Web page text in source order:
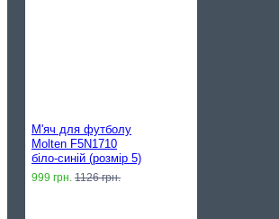
М'яч для футболу
Molten F5N1710
біло-синій (розмір 5)
999 грн. 1126 грн.